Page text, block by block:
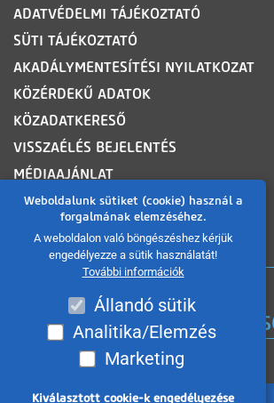
Weboldalunk sütiket (cookie) használ a
forgalmának elemzéséhez.
A weboldalon való böngészéshez kérjük
engedélyezze a sütik használatát!
További információk
Állandó sütik
Analitika/Elemzés
Marketing
Kiválasztott cookie-k engedélyezése
ADATVÉDELMI TÁJÉKOZTATÓ
SÜTI TÁJÉKOZTATÓ
AKADÁLYMENTESÍTÉSI NYILATKOZAT
KÖZÉRDEKŰ ADATOK
KÖZADATKERESŐ
VISSZAÉLÉS BEJELENTÉS
MÉDIAAJÁNLAT
OLDALTÉRKÉP
ROVATOK
A MISKOLC TV KORÁBBI